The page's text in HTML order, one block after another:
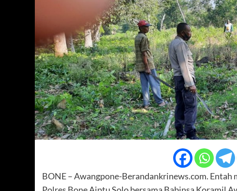
BONE – Awangpone-Berandankrinews.com.